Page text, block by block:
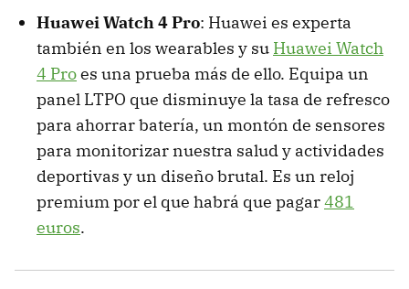
Huawei Watch 4 Pro: Huawei es experta
también en los wearables y su Huawei Watch
4 Proes una prueba más de ello. Equipa un
panel LTPO que disminuye la tasa de refresco
para ahorrar batería, un montón de sensores
para monitorizar nuestra salud y actividades
deportivas y un diseño brutal. Es un reloj
premium por el que habrá que pagar481
euros.